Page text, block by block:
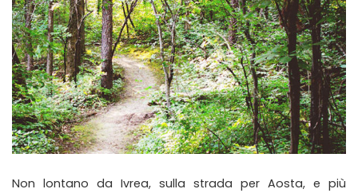
Non lontano da Ivrea, sulla strada per Aosta, e più